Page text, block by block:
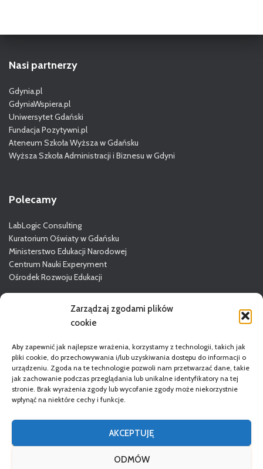
Zarządzaj zgodami plików
cookie
Aby zapewnić jak najlepsze wrażenia, korzystamy z technologii, takich jak
pliki cookie, do przechowywania i/lub uzyskiwania dostępu do informacji o
urządzeniu. Zgoda na te technologie pozwoli nam przetwarzać dane, takie
jak zachowanie podczas przeglądania lub unikalne identyfikatory na tej
stronie. Brak wyrażenia zgody lub wycofanie zgody może niekorzystnie
wpłynąć na niektóre cechy i funkcje.
AKCEPTUJĘ
ODMÓW
a
Nasi partnerzy
Gdynia.pl
GdyniaWspiera.pl
Uniwersytet Gdański
Fundacja Pozytywni.pl
Ateneum Szkoła Wyższa w Gdańsku
Wyższa Szkoła Administracji i Biznesu w Gdyni
Polecamy
LabLogic Consulting
Kuratorium Oświaty w Gdańsku
Ministerstwo Edukacji Narodowej
Centrum Nauki Experyment
Ośrodek Rozwoju Edukacji
Więcej o GODN